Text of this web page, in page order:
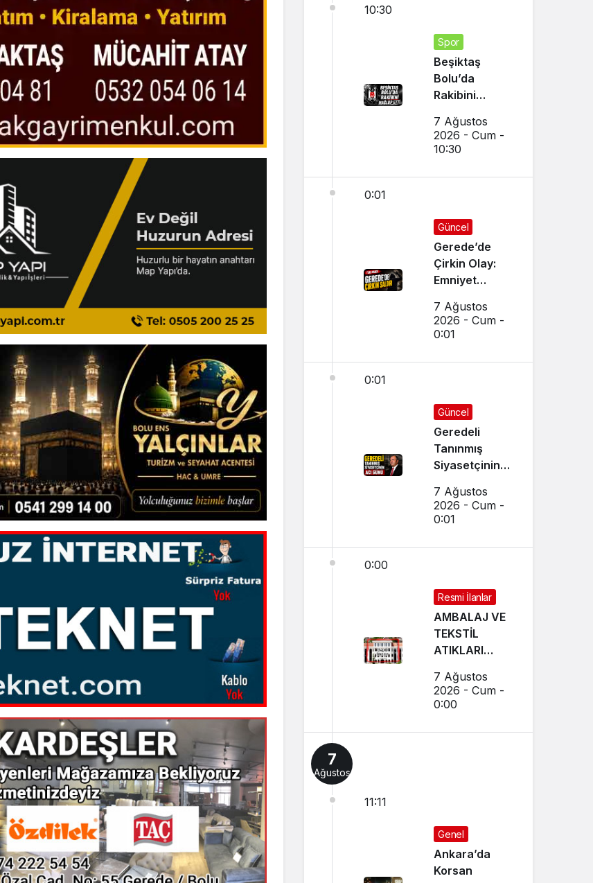
10:30
Spor
Beşiktaş
Bolu’da
Rakibini
7 Ağustos
2026 - Cum -
10:30
0:01
Güncel
Gerede’de
Çirkin Olay:
Emniyet
Başlattı
7 Ağustos
2026 - Cum -
0:01
0:01
Güncel
Geredeli
Tanınmış
Siyasetçinin
7 Ağustos
2026 - Cum -
0:01
0:00
Resmi İlanlar
AMBALAJ VE
TEKSTİL
ATIKLARI
İHALELERİ
(GEREDE
7 Ağustos
2026 - Cum -
0:00
7
Ağustos
11:11
Genel
Ankara’da
Korsan